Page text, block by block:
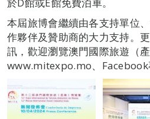
於D館或E館免費泊車。
本屆旅博會繼續由各支持單位
作夥伴及贊助商的大力支持。
訊，歡迎瀏覽澳門國際旅遊（
www.mitexpo.mo、Facebook